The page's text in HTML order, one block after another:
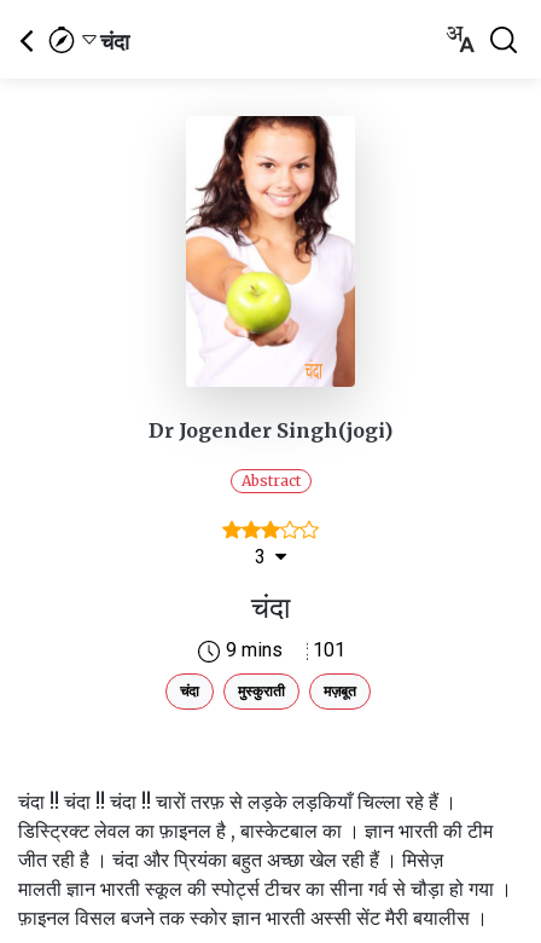
चंदा
Dr Jogender Singh(jogi)
Abstract
3
चंदा
9 mins 101
चंदा मुस्कुराती मज़बूत
चंदा !! चंदा !! चंदा !! चारों तरफ़ से लड़के लड़कियाँ चिल्ला रहे हैं ।
डिस्ट्रिक्ट लेवल का फ़ाइनल है , बास्केटबाल का । ज्ञान भारती की टीम
जीत रही है । चंदा और प्रियंका बहुत अच्छा खेल रही हैं । मिसेज़
मालती ज्ञान भारती स्कूल की स्पोर्ट्स टीचर का सीना गर्व से चौड़ा हो गया ।
फ़ाइनल विसल बजने तक स्कोर ज्ञान भारती अस्सी सेंट मैरी बयालीस ।